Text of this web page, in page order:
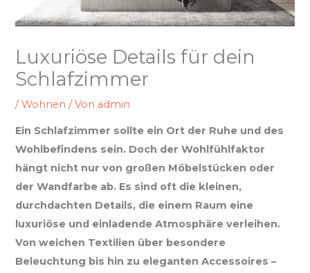
Luxuriöse Details für dein
Schlafzimmer
/Wohnen / Von admin
Ein Schlafzimmer sollte ein Ort der Ruhe und des
Wohlbefindens sein. Doch der Wohlfühlfaktor
hängt nicht nur von großen Möbelstücken oder
der Wandfarbe ab. Es sind oft die kleinen,
durchdachten Details, die einem Raum eine
luxuriöse und einladende Atmosphäre verleihen.
Von weichen Textilien über besondere
Beleuchtung bis hin zu eleganten Accessoires –